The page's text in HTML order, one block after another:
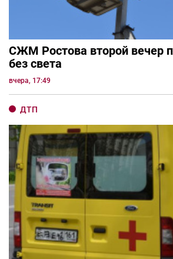
СЖМ Ростова второй вечер
без света
вчера, 17:49
ДТП